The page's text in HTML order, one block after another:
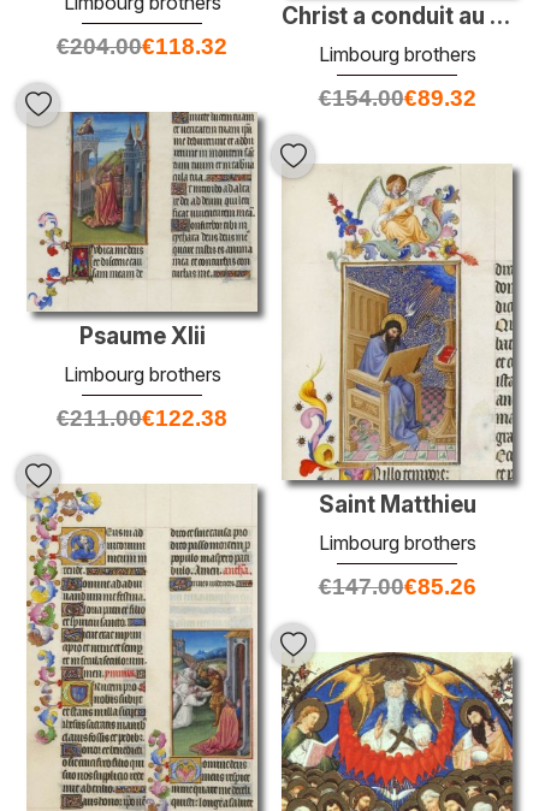
Christ a conduit au praétorium
Limbourg brothers
€154.00€89.32
€204.00€118.32
Psaume Xlii
Limbourg brothers
€211.00€122.38
Saint Matthieu
Limbourg brothers
€147.00€85.26